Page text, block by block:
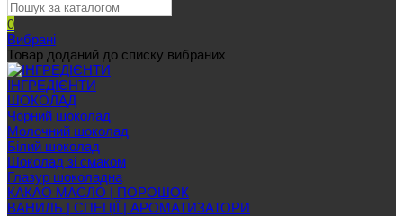
0
Вибрані
Товар доданий до списку вибраних
ІНГРЕДІЄНТИ
ШОКОЛАД
Чорний шоколад
Молочний шоколад
Білий шоколад
Шоколад зі смаком
Глазур шоколадна
КАКАО МАСЛО | ПОРОШОК
ВАНИЛЬ | СПЕЦІЇ | АРОМАТИЗАТОРИ